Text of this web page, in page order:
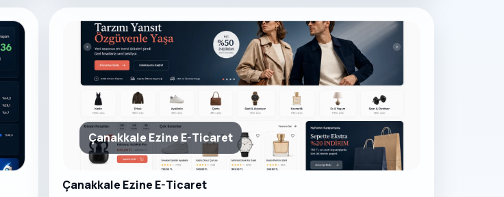
Çanakkale Ezine E-Ticaret
Çanakkale Ezine E-Ticaret